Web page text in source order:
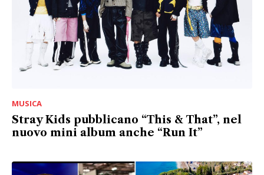
MUSICA
Stray Kids pubblicano “This & That”, nel
nuovo mini album anche “Run It”